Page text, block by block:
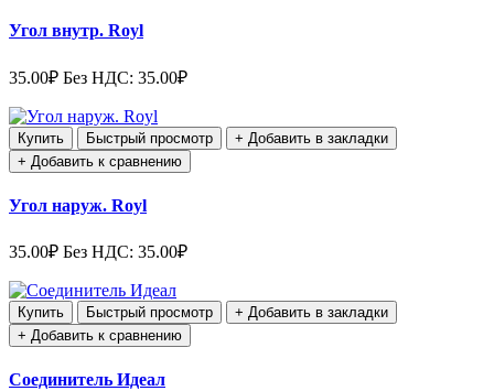
Угол внутр. Royl
35.00₽ Без НДС: 35.00₽
Купить Быстрый просмотр
+ Добавить в закладки
+ Добавить к сравнению
Угол наруж. Royl
35.00₽ Без НДС: 35.00₽
Купить Быстрый просмотр
+ Добавить в закладки
+ Добавить к сравнению
Соединитель Идеал